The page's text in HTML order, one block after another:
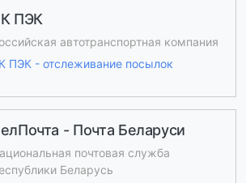
ПЭК
автотранспортная компания
ПЭК - отслеживание посылок
- Почта Беларуси
почтовая служба
Беларусь